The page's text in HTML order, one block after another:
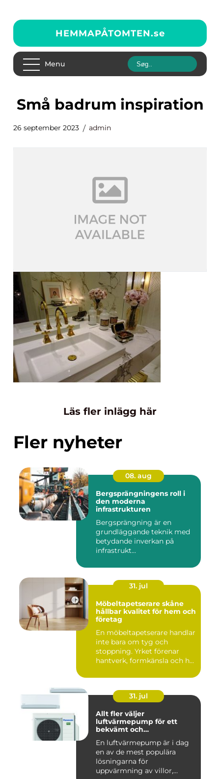
HEMMAPÅTOMTEN.se
Menu
små badrum inspiration
26 september 2023 admin
Läs fler inlägg här
Fler nyheter
08. aug
Bergsprängningens roll i
den moderna
infrastrukturen
Bergsprängning är en
grundläggande teknik med
betydande inverkan på
infrastrukt...
31. jul
Möbeltapetserare skåne
hållbar kvalitet för hem och
företag
En möbeltapetserare handlar
inte bara om tyg och
stoppning. Yrket förenar
hantverk, formkänsla och h...
31. jul
Allt fler väljer
luftvärmepump för ett
bekvämt och
En luftvärmepump är i dag
en av de mest populära
lösningarna för
uppvärmning av villor,